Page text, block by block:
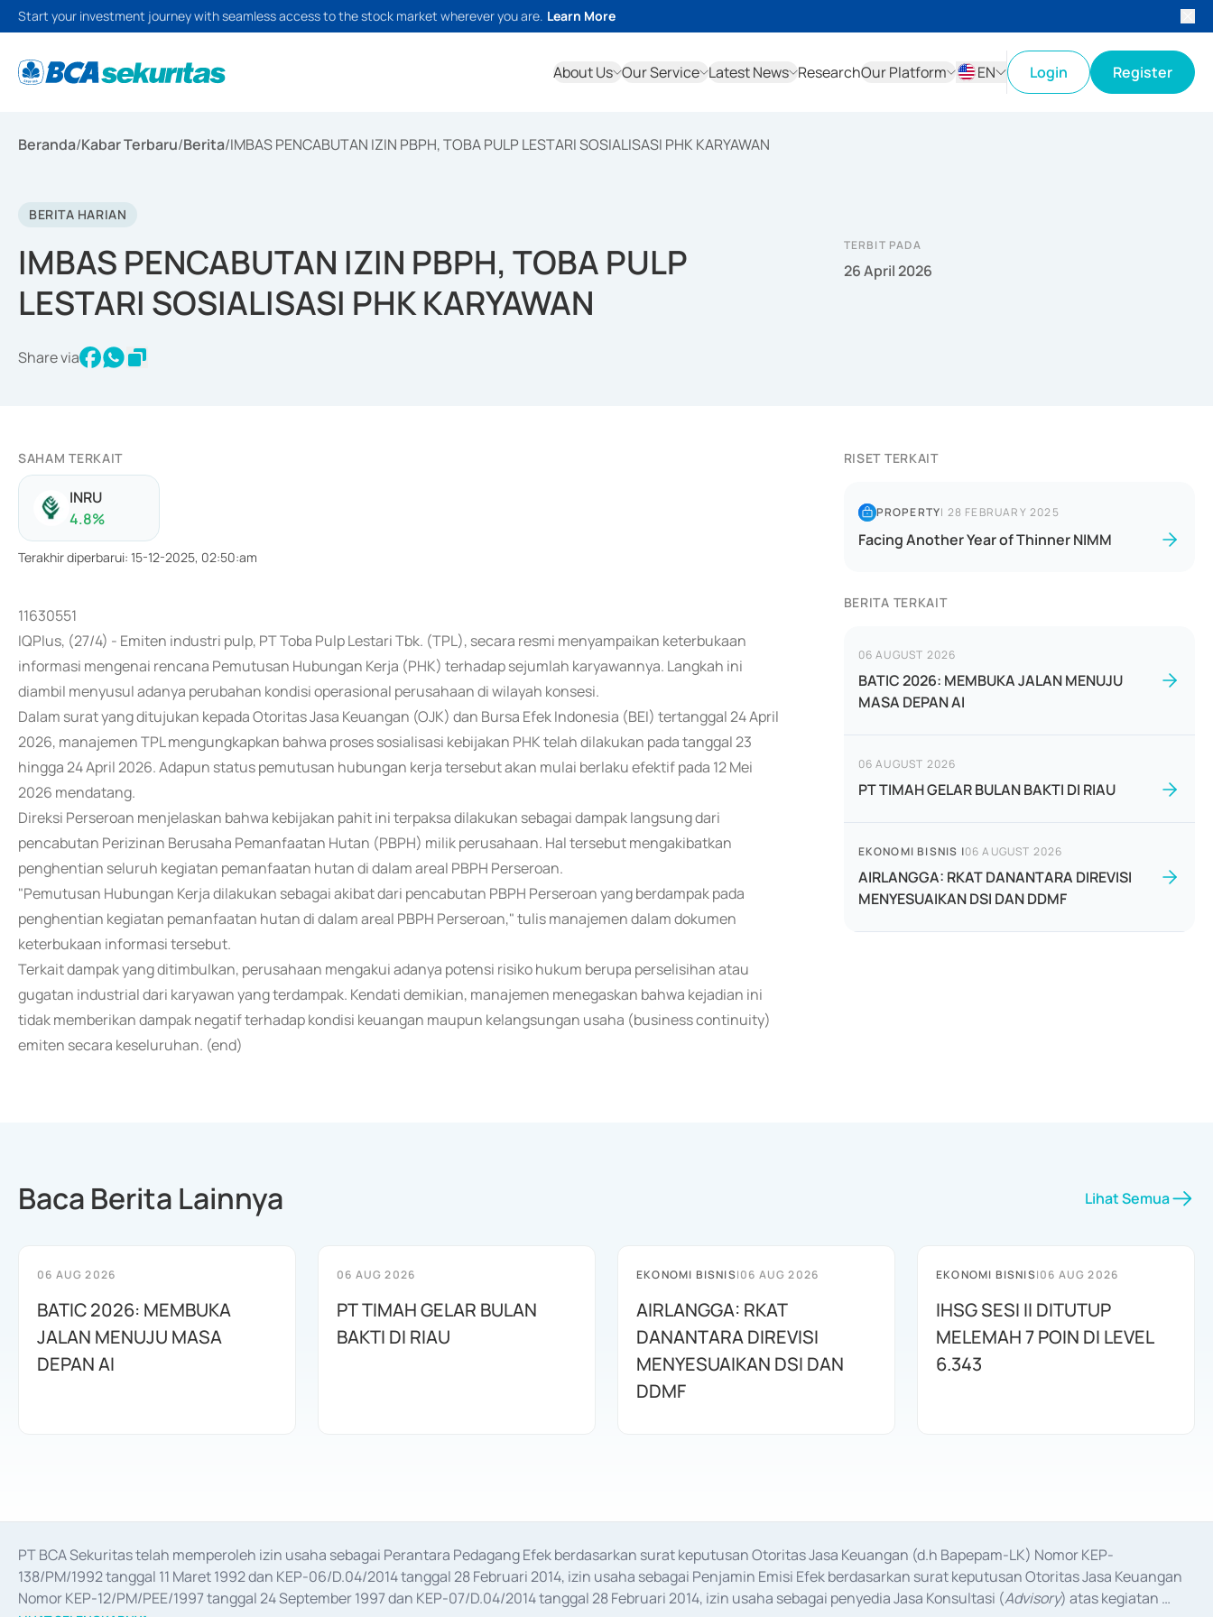
Start your investment journey with seamless access to the stock market wherever you are. Learn More
About Us Our Service Latest News ResearchOur Platform
EN
Login Register
Beranda/Kabar Terbaru/Berita/IMBAS PENCABUTAN IZIN PBPH, TOBA PULP LESTARI SOSIALISASI PHK KARYAWAN
BERITA HARIAN
IMBAS PENCABUTAN IZIN PBPH, TOBA PULP
LESTARI SOSIALISASI PHK KARYAWAN
Share via
TERBIT PADA
26 April 2026
SAHAM TERKAIT
INRU
4.8%
Terakhir diperbarui: 15-12-2025, 02:50:am
11630551
IQPlus, (27/4) - Emiten industri pulp, PT Toba Pulp Lestari Tbk. (TPL), secara resmi menyampaikan keterbukaan
informasi mengenai rencana Pemutusan Hubungan Kerja (PHK) terhadap sejumlah karyawannya. Langkah ini
diambil menyusul adanya perubahan kondisi operasional perusahaan di wilayah konsesi.
Dalam surat yang ditujukan kepada Otoritas Jasa Keuangan (OJK) dan Bursa Efek Indonesia (BEI) tertanggal 24 April
2026, manajemen TPL mengungkapkan bahwa proses sosialisasi kebijakan PHK telah dilakukan pada tanggal 23
hingga 24 April 2026. Adapun status pemutusan hubungan kerja tersebut akan mulai berlaku efektif pada 12 Mei
2026 mendatang.
Direksi Perseroan menjelaskan bahwa kebijakan pahit ini terpaksa dilakukan sebagai dampak langsung dari
pencabutan Perizinan Berusaha Pemanfaatan Hutan (PBPH) milik perusahaan. Hal tersebut mengakibatkan
penghentian seluruh kegiatan pemanfaatan hutan di dalam areal PBPH Perseroan.
"Pemutusan Hubungan Kerja dilakukan sebagai akibat dari pencabutan PBPH Perseroan yang berdampak pada
penghentian kegiatan pemanfaatan hutan di dalam areal PBPH Perseroan," tulis manajemen dalam dokumen
keterbukaan informasi tersebut.
Terkait dampak yang ditimbulkan, perusahaan mengakui adanya potensi risiko hukum berupa perselisihan atau
gugatan industrial dari karyawan yang terdampak. Kendati demikian, manajemen menegaskan bahwa kejadian ini
tidak memberikan dampak negatif terhadap kondisi keuangan maupun kelangsungan usaha (business continuity)
emiten secara keseluruhan. (end)
RISET TERKAIT
PROPERTY| 28 FEBRUARY 2025
Facing Another Year of Thinner NIMM
BERITA TERKAIT
06 AUGUST 2026
BATIC 2026: MEMBUKA JALAN MENUJU
MASA DEPAN AI
06 AUGUST 2026
PT TIMAH GELAR BULAN BAKTI DI RIAU
EKONOMI BISNIS |06 AUGUST 2026
AIRLANGGA: RKAT DANANTARA DIREVISI
MENYESUAIKAN DSI DAN DDMF
Baca Berita Lainnya Lihat Semua
06 AUG 2026
BATIC 2026: MEMBUKA
JALAN MENUJU MASA
DEPAN AI
06 AUG 2026
PT TIMAH GELAR BULAN
BAKTI DI RIAU
EKONOMI BISNIS|06 AUG 2026
AIRLANGGA: RKAT
DANANTARA DIREVISI
MENYESUAIKAN DSI DAN
DDMF
EKONOMI BISNIS|06 AUG 2026
IHSG SESI II DITUTUP
MELEMAH 7 POIN DI LEVEL
6.343
PT BCA Sekuritas telah memperoleh izin usaha sebagai Perantara Pedagang Efek berdasarkan surat keputusan Otoritas Jasa Keuangan (d.h Bapepam-LK) Nomor KEP-
138/PM/1992 tanggal 11 Maret 1992 dan KEP-06/D.04/2014 tanggal 28 Februari 2014, izin usaha sebagai Penjamin Emisi Efek berdasarkan surat keputusan Otoritas Jasa Keuangan
Nomor KEP-12/PM/PEE/1997 tanggal 24 September 1997 dan KEP-07/D.04/2014 tanggal 28 Februari 2014, izin usaha sebagai penyedia Jasa Konsultasi (Advisory) atas kegiatan